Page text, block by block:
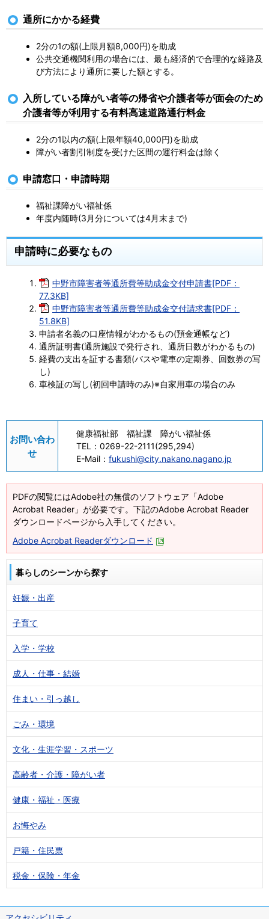
通所にかかる経費
2分の1の額(上限月額8,000円)を助成
公共交通機関利用の場合には、最も経済的で合理的な経路及
び方法により通所に要した額とする。
入所している障がい者等の帰省や介護者等が面会のため
介護者等が利用する有料高速道路通行料金
2分の1以内の額(上限年額40,000円)を助成
障がい者割引制度を受けた区間の運行料金は除く
申請窓口・申請時期
福祉課障がい福祉係
年度内随時(3月分については4月末まで)
申請時に必要なもの
中野市障害者等通所費等助成金交付申請書[PDF：
77.3KB]
中野市障害者等通所費等助成金交付請求書[PDF：
51.8KB]
申請者名義の口座情報がわかるもの(預金通帳など)
通所証明書(通所施設で発行され、通所日数がわかるもの)
経費の支出を証する書類(バスや電車の定期券、回数券の写
し)
車検証の写し(初回申請時のみ)※自家用車の場合のみ
お問い合わ
せ
健康福祉部 福祉課 障がい福祉係
TEL： 0269-22-2111(295,294)
E-Mail： fukushi@city.nakano.nagano.jp
PDFの閲覧にはAdobe社の無償のソフトウェア「Adobe
Acrobat Reader」が必要です。下記のAdobe Acrobat Reader
ダウンロードページから入手してください。
Adobe Acrobat Readerダウンロード
暮らしのシーンから探す
妊娠・出産
子育て
入学・学校
成人・仕事・結婚
住まい・引っ越し
ごみ・環境
文化・生涯学習・スポーツ
高齢者・介護・障がい者
健康・福祉・医療
お悔やみ
戸籍・住民票
税金・保険・年金